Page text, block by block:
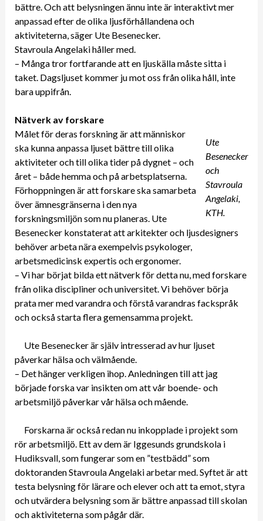
bättre. Och att belysningen ännu inte är interaktivt mer
anpassad efter de olika ljusförhållandena och
aktiviteterna, säger Ute Besenecker.
Stavroula Angelaki håller med.
– Många tror fortfarande att en ljuskälla måste sitta i
taket. Dagsljuset kommer ju mot oss från olika håll, inte
bara uppifrån.
Ute
Besenecker
och
Stavroula
Angelaki,
KTH.
Nätverk av forskare
Målet för deras forskning är att människor
ska kunna anpassa ljuset bättre till olika
aktiviteter och till olika tider på dygnet – och
året – både hemma och på arbetsplatserna.
Förhoppningen är att forskare ska samarbeta
över ämnesgränserna i den nya
forskningsmiljön som nu planeras. Ute
Besenecker konstaterat att arkitekter och ljusdesigners
behöver arbeta nära exempelvis psykologer,
arbetsmedicinsk expertis och ergonomer.
– Vi har börjat bilda ett nätverk för detta nu, med forskare
från olika discipliner och universitet. Vi behöver börja
prata mer med varandra och förstå varandras fackspråk
och också starta flera gemensamma projekt.
Ute Besenecker är själv intresserad av hur ljuset
påverkar hälsa och välmående.
– Det hänger verkligen ihop. Anledningen till att jag
började forska var insikten om att vår boende- och
arbetsmiljö påverkar vår hälsa och mående.
Forskarna är också redan nu inkopplade i projekt som
rör arbetsmiljö. Ett av dem är Iggesunds grundskola i
Hudiksvall, som fungerar som en ”testbädd” som
doktoranden Stavroula Angelaki arbetar med. Syftet är att
testa belysning för lärare och elever och att ta emot, styra
och utvärdera belysning som är bättre anpassad till skolan
och aktiviteterna som pågår där.